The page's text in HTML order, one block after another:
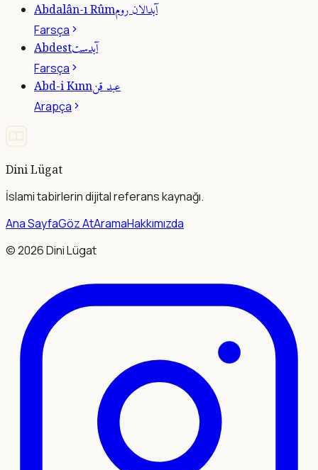
Abdalân-ı Rûmآبدالان روم
Farsça
Abdestآبدست
Farsça
Abd-i Kınnعبد قن
Arapça
Dini Lügat
İslami tabirlerin dijital referans kaynağı.
Ana SayfaGöz AtAramaHakkımızda
©2026Dini Lügat